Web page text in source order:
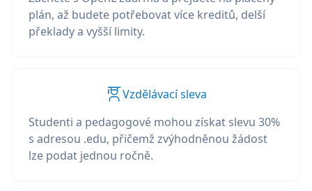
plán, až budete potřebovat více kreditů, delší
překlady a vyšší limity.
Vzdělávací sleva
Studenti a pedagogové mohou získat slevu 30%
s adresou .edu, přičemž zvýhodněnou žádost
lze podat jednou ročně.